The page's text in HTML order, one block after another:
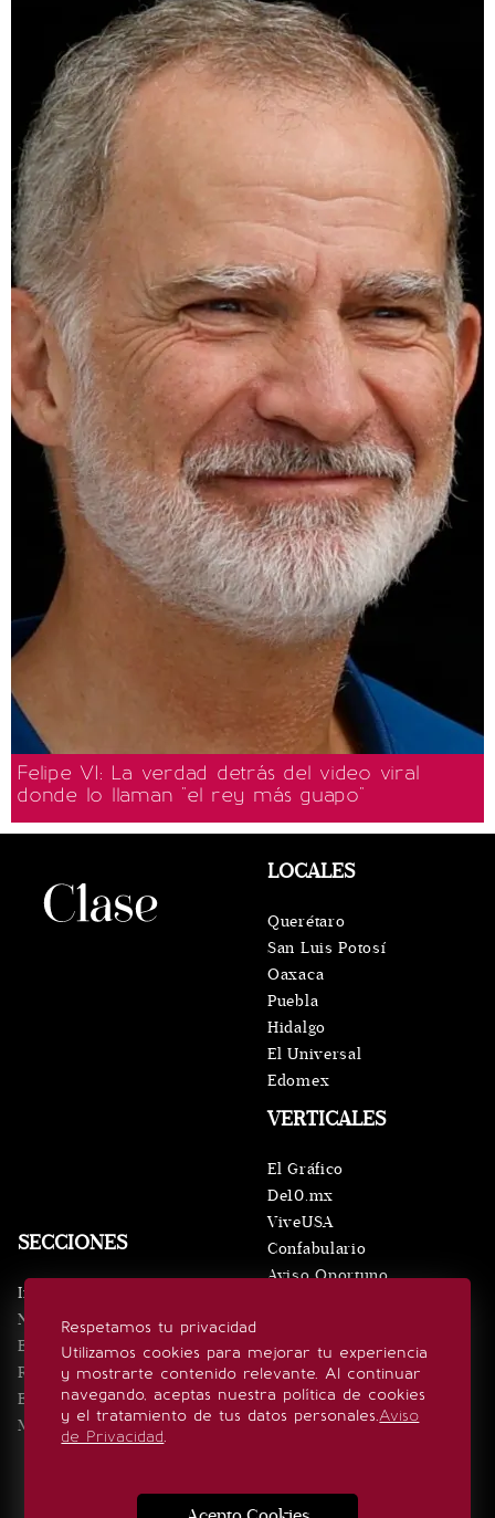
Felipe VI: La verdad detrás del video viral
donde lo llaman "el rey más guapo"
Respetamos tu privacidad
Utilizamos cookies para mejorar tu experiencia
y mostrarte contenido relevante. Al continuar
navegando, aceptas nuestra política de cookies
y el tratamiento de tus datos personales.Aviso
de Privacidad.
SECCIONES
Inicio
Noticias
Eventos
Realeza
Estilo de vida
Minuto x Minuto
VERTICALES
El Gráfico
De10.mx
ViveUSA
Confabulario
Aviso Oportuno
LOCALES
Querétaro
San Luis Potosí
Oaxaca
Puebla
Hidalgo
El Universal
Edomex
SÍGUENOS